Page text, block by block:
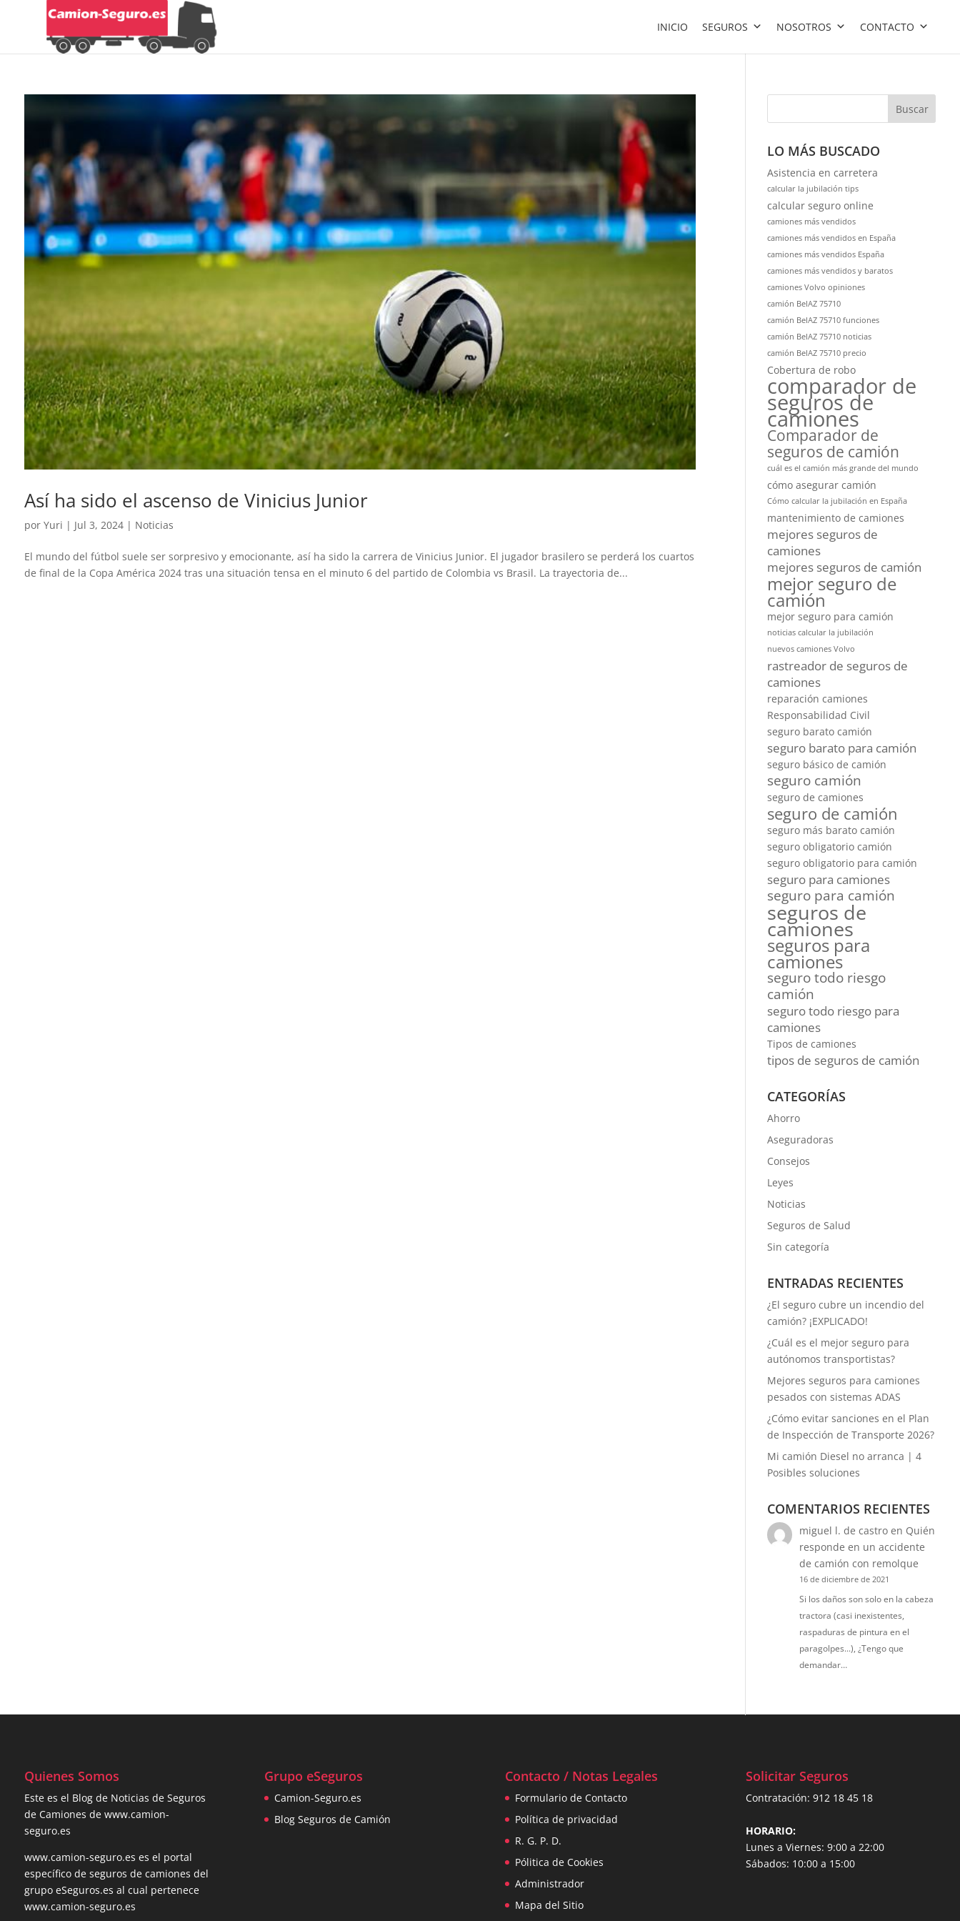
INICIO SEGUROS NOSOTROS CONTACTO
Así ha sido el ascenso de Vinicius Junior
por Yuri | Jul 3, 2024| Noticias
El mundo del fútbol suele ser sorpresivo y emocionante, así ha sido la carrera de Vinicius Junior. El jugador brasilero se perderá los cuartos
de final de la Copa América 2024 tras una situación tensa en el minuto 6 del partido de Colombia vs Brasil. La trayectoria de...
Buscar
LO MÁS BUSCADO
Asistencia en carretera
calcular la jubilación tips
calcular seguro online
camiones más vendidos
camiones más vendidos en España
camiones más vendidos España
camiones más vendidos y baratos
camiones Volvo opiniones
camión BelAZ 75710
camión BelAZ 75710 funciones
camión BelAZ 75710 noticias
camión BelAZ 75710 precio
Cobertura de robo
comparador de
seguros de
camiones
Comparador de
seguros de camión
cuál es el camión más grande del mundo
cómo asegurar camión
Cómo calcular la jubilación en España
mantenimiento de camiones
mejores seguros de
camiones
mejores seguros de camión
mejor seguro de
camión
mejor seguro para camión
noticias calcular la jubilación
nuevos camiones Volvo
rastreador de seguros de
camiones
reparación camiones
Responsabilidad Civil
seguro barato camión
seguro barato para camión
seguro básico de camión
seguro camión
seguro de camiones
seguro de camión
seguro más barato camión
seguro obligatorio camión
seguro obligatorio para camión
seguro para camiones
seguro para camión
seguros de
camiones
seguros para
camiones
seguro todo riesgo
camión
seguro todo riesgo para
camiones
Tipos de camiones
tipos de seguros de camión
CATEGORÍAS
Ahorro
Aseguradoras
Consejos
Leyes
Noticias
Seguros de Salud
Sin categoría
ENTRADAS RECIENTES
¿El seguro cubre un incendio del
camión? ¡EXPLICADO!
¿Cuál es el mejor seguro para
autónomos transportistas?
Mejores seguros para camiones
pesados con sistemas ADAS
¿Cómo evitar sanciones en el Plan
de Inspección de Transporte 2026?
Mi camión Diesel no arranca | 4
Posibles soluciones
COMENTARIOS RECIENTES
miguel l. de castro en Quién
responde en un accidente
de camión con remolque
16 de diciembre de 2021
Si los daños son solo en la cabeza
tractora (casi inexistentes,
raspaduras de pintura en el
paragolpes...), ¿Tengo que
demandar…
Quienes Somos
Este es el Blog de Noticias de Seguros
de Camiones de www.camion-
seguro.es
www.camion-seguro.es es el portal
específico de seguros de camiones del
grupo eSeguros.es al cual pertenece
www.camion-seguro.es
Grupo eSeguros
Camion-Seguro.es
Blog Seguros de Camión
Contacto / Notas Legales
Formulario de Contacto
Política de privacidad
R. G. P. D.
Pólitica de Cookies
Administrador
Mapa del Sitio
Solicitar Seguros
Contratación: 912 18 45 18
HORARIO:
Lunes a Viernes: 9:00 a 22:00
Sábados: 10:00 a 15:00